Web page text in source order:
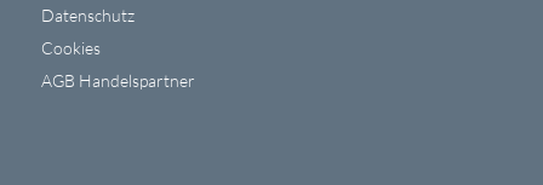
Datenschutz
Cookies
AGB Handelspartner